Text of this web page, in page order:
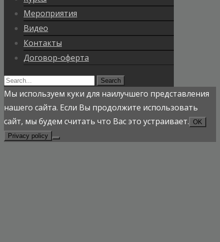
Мероприятия
Видео
Контакты
Договор-оферта
Search
for:
Мы используем куки для наилучшего представления
нашего сайта. Если Вы продолжите использовать
сайт, мы будем считать что Вас это устраивает. OK
Privacy policy